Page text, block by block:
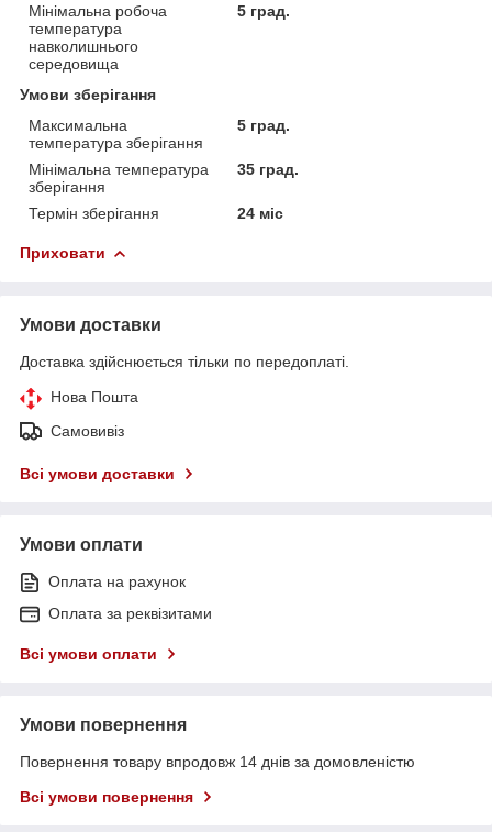
Мінімальна робоча
температура
навколишнього
середовища
5 град.
Умови зберігання
Максимальна
температура зберігання
5 град.
Мінімальна температура
зберігання
35 град.
Термін зберігання 24 міс
Приховати
Умови доставки
Доставка здійснюється тільки по передоплаті.
Нова Пошта
Самовивіз
Всі умови доставки
Умови оплати
Оплата на рахунок
Оплата за реквізитами
Всі умови оплати
Умови повернення
Повернення товару впродовж 14 днів за домовленістю
Всі умови повернення